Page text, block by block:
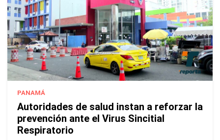
PANAMÁ
Autoridades de salud instan a reforzar la
prevención ante el Virus Sincitial
Respiratorio